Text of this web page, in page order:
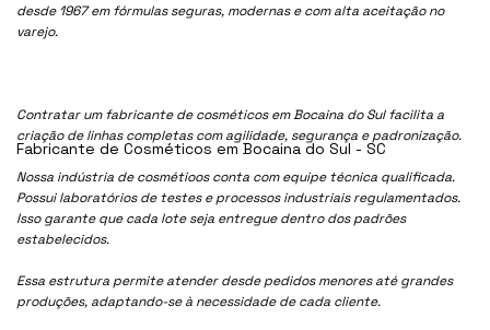
desde 1967 em fórmulas seguras, modernas e com alta aceitação no
varejo.
Contratar um fabricante de cosméticos em Bocaina do Sul facilita a
criação de linhas completas com agilidade, segurança e padronização.
Nossa indústria de cosmétioos conta com equipe técnica qualificada.
Possui laboratórios de testes e processos industriais regulamentados.
Isso garante que cada lote seja entregue dentro dos padrões
estabelecidos.
Essa estrutura permite atender desde pedidos menores até grandes
produções, adaptando-se à necessidade de cada cliente.
Fabricante de Cosméticos em Bocaina do Sul - SC